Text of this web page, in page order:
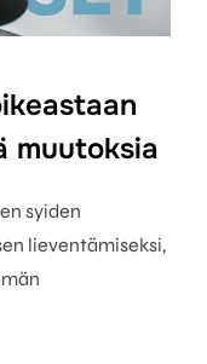
muutoksia
syiden
lieventämiseksi,